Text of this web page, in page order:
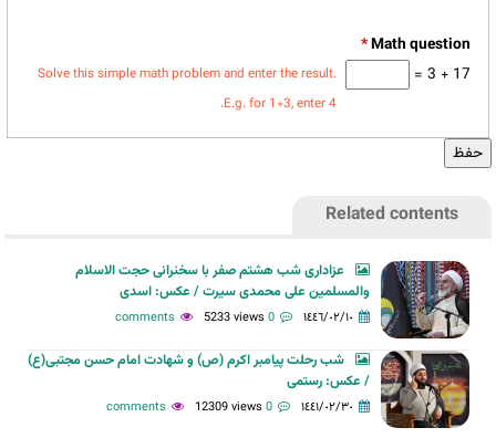
*
17 + 3 =
Solve this simple math problem and enter the result.
E.g. for 1+3, enter 4.
Related contents
عزاداری شب هشتم صفر با سخنرانی حجت الاسلام
والمسلمین علی محمدی سیرت / عکس: اسدی
١٤٤٦/٠٢/١٠ 0 comments
5233 views
شب رحلت پیامبر اکرم (ص) و شهادت امام حسن مجتبی(ع)
/ عکس: رستمی
١٤٤١/٠٢/٣٠ 0 comments
12309 views